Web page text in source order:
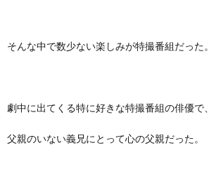
そんな中で数少ない楽しみが特撮番組だった。
劇中に出てくる特に好きな特撮番組の俳優で、
父親のいない義兄にとって心の父親だった。